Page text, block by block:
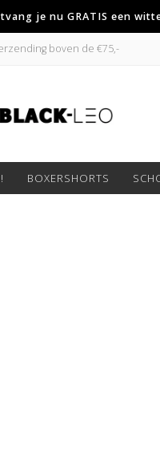
je nu GRATIS een
boven de €75,-
BOXERSHORTS